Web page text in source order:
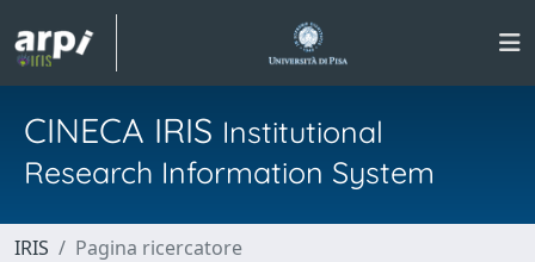
CINECA IRIS Institutional
Research Information System
IRIS Pagina ricercatore